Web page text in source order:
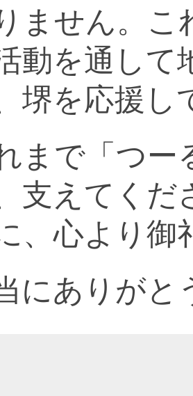
ません。こ
動を通して
堺を応援し
まで「つー
支えてく
、心より御
にありがと